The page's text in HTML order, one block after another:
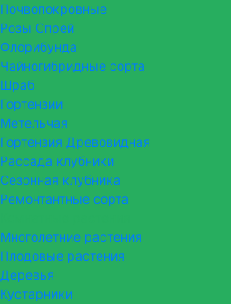
Почвопокровные
Розы Спрей
Флорибунда
Чайногибридные сорта
Шраб
Гортензии
Метельчая
Гортензия Древовидная
Рассада клубники
Сезонная клубника
Ремонтантные сорта
Многолетние растения
Плодовые растения
Деревья
Кустарники